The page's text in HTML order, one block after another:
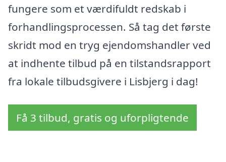
fungere som et værdifuldt redskab i
forhandlingsprocessen. Så tag det første
skridt mod en tryg ejendomshandler ved
at indhente tilbud på en tilstandsrapport
fra lokale tilbudsgivere i Lisbjerg i dag!
Få 3 tilbud, gratis og uforpligtende